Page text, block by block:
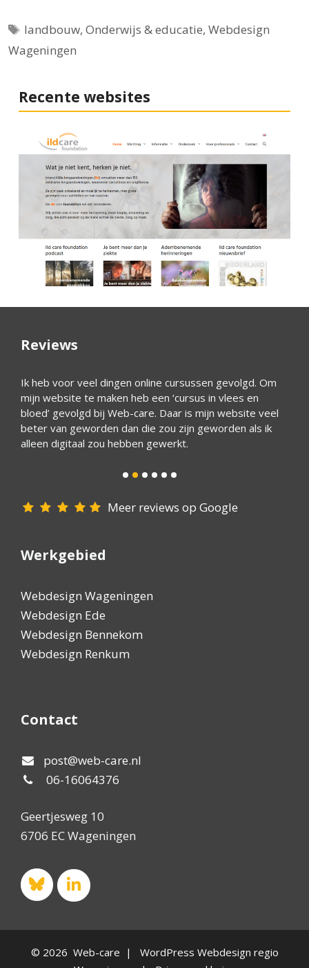
Tags
landbouw,Onderwijs & educatie,Webdesign
Wageningen
Recente websites
Reviews
Ik heb voor veel dingen online cursussen gevolgd. Om
mijn website te maken heb een ‘cursus in vlees en
bloed’ gevolgd bij Web-care. Daar is mijn website veel
beter van geworden dan die zou zijn geworden als ik
alleen digitaal zou hebben gewerkt.
Meer reviews op Google
Werkgebied
Webdesign Wageningen
Webdesign Ede
Webdesign Bennekom
Webdesign Renkum
Contact
post@web-care.nl
06-16064376
Geertjesweg 10
6706 EC Wageningen
© 2026 Web-care | WordPress Webdesign regio